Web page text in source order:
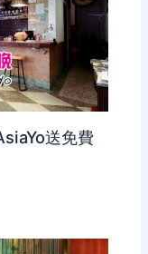
送免費